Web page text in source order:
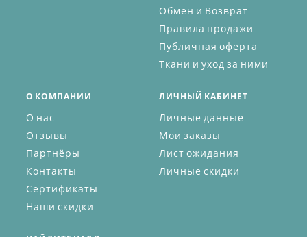
Обмен и Возврат
Правила продажи
Публичная оферта
Ткани и уход за ними
О КОМПАНИИ
О нас
Отзывы
Партнёры
Контакты
Сертификаты
Наши скидки
ЛИЧНЫЙ КАБИНЕТ
Личные данные
Мои заказы
Лист ожидания
Личные скидки